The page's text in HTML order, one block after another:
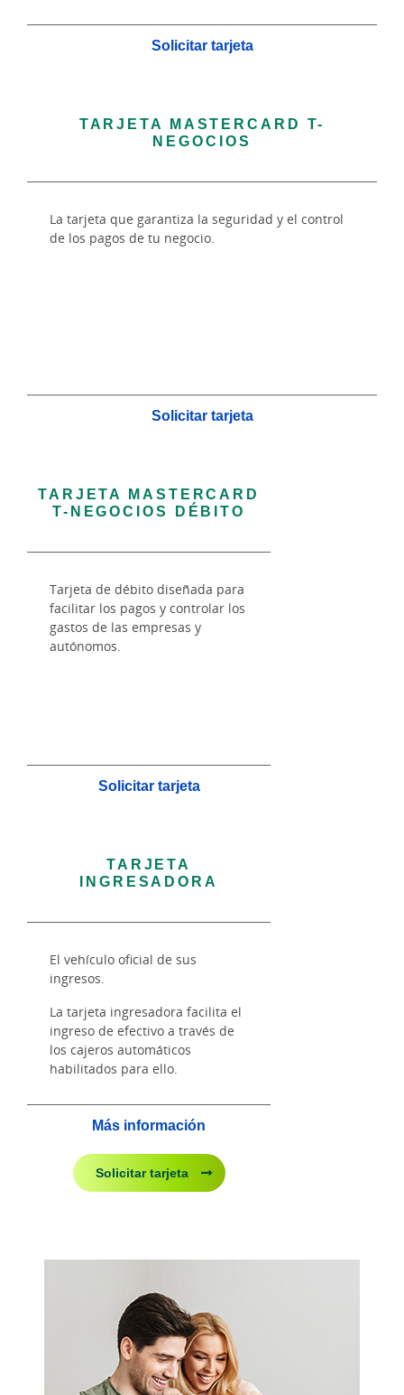
Solicitar tarjeta
TARJETA MASTERCARD T-
NEGOCIOS
La tarjeta que garantiza la seguridad y el control
de los pagos de tu negocio.
Solicitar tarjeta
TARJETA MASTERCARD
T-NEGOCIOS DÉBITO
Tarjeta de débito diseñada para
facilitar los pagos y controlar los
gastos de las empresas y
autónomos.
Solicitar tarjeta
TARJETA
INGRESADORA
El vehículo oficial de sus
ingresos.
La tarjeta ingresadora facilita el
ingreso de efectivo a través de
los cajeros automáticos
habilitados para ello.
Más información
Solicitar tarjeta